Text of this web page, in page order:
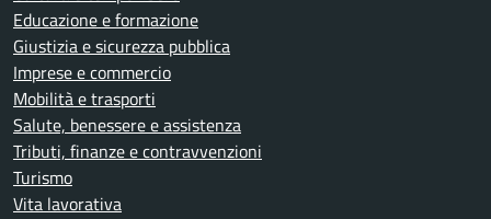
Educazione e formazione
Giustizia e sicurezza pubblica
Imprese e commercio
Mobilità e trasporti
Salute, benessere e assistenza
Tributi, finanze e contravvenzioni
Turismo
Vita lavorativa